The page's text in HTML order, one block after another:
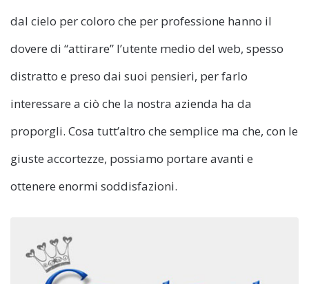
dal cielo per coloro che per professione hanno il
dovere di “attirare” l’utente medio del web, spesso
distratto e preso dai suoi pensieri, per farlo
interessare a ciò che la nostra azienda ha da
proporgli. Cosa tutt’altro che semplice ma che, con le
giuste accortezze, possiamo portare avanti e
ottenere enormi soddisfazioni.